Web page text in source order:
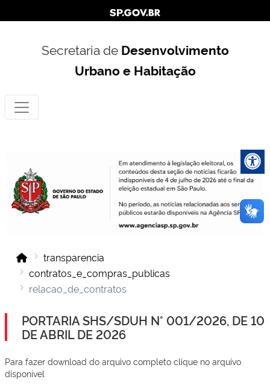
Secretaria de Desenvolvimento
Urbano e Habitação
transparencia
contratos_e_compras_publicas
relacao_de_contratos
PORTARIA SHS/SDUH N° 001/2026, DE 10
DE ABRIL DE 2026
Para fazer download do arquivo completo clique no arquivo
disponível